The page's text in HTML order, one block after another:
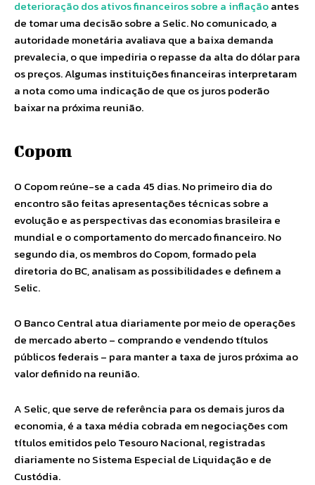
deterioração dos ativos financeiros sobre a inflaçãoantes
de tomar uma decisão sobre a Selic. No comunicado, a
autoridade monetária avaliava que a baixa demanda
prevalecia, o que impediria o repasse da alta do dólar para
os preços. Algumas instituições financeiras interpretaram
a nota como uma indicação de que os juros poderão
baixar na próxima reunião.
Copom
O Copom reúne-se a cada 45 dias. No primeiro dia do
encontro são feitas apresentações técnicas sobre a
evolução e as perspectivas das economias brasileira e
mundial e o comportamento do mercado financeiro. No
segundo dia, os membros do Copom, formado pela
diretoria do BC, analisam as possibilidades e definem a
Selic.
O Banco Central atua diariamente por meio de operações
de mercado aberto – comprando e vendendo títulos
públicos federais – para manter a taxa de juros próxima ao
valor definido na reunião.
A Selic, que serve de referência para os demais juros da
economia, é a taxa média cobrada em negociações com
títulos emitidos pelo Tesouro Nacional, registradas
diariamente no Sistema Especial de Liquidação e de
Custódia.